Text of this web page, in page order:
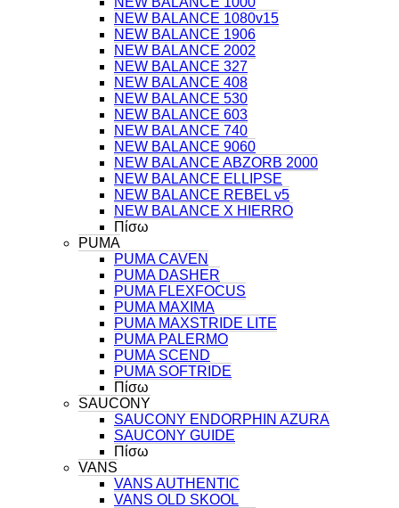
NEW BALANCE 1080v15
NEW BALANCE 1906
NEW BALANCE 2002
NEW BALANCE 327
NEW BALANCE 408
NEW BALANCE 530
NEW BALANCE 603
NEW BALANCE 740
NEW BALANCE 9060
NEW BALANCE ABZORB 2000
NEW BALANCE ELLIPSE
NEW BALANCE REBEL v5
NEW BALANCE X HIERRO
Πίσω
PUMA
PUMA CAVEN
PUMA DASHER
PUMA FLEXFOCUS
PUMA MAXIMA
PUMA MAXSTRIDE LITE
PUMA PALERMO
PUMA SCEND
PUMA SOFTRIDE
Πίσω
SAUCONY
SAUCONY ENDORPHIN AZURA
SAUCONY GUIDE
Πίσω
VANS
VANS AUTHENTIC
VANS OLD SKOOL